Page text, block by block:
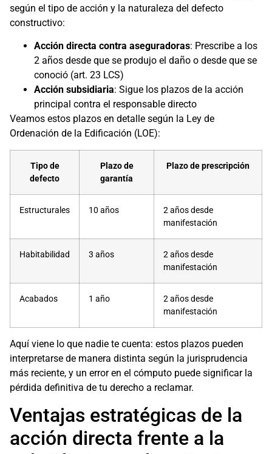
según el tipo de acción y la naturaleza del defecto
constructivo:
Acción directa contra aseguradoras: Prescribe a los
2 años desde que se produjo el daño o desde que se
conoció (art. 23 LCS)
Acción subsidiaria: Sigue los plazos de la acción
principal contra el responsable directo
Veamos estos plazos en detalle según la Ley de
Ordenación de la Edificación (LOE):
Tipo de
defecto
Plazo de
garantía
Plazo de prescripción
Estructurales 10 años
2 años desde
manifestación
Habitabilidad 3 años
2 años desde
manifestación
Acabados 1 año
2 años desde
manifestación
Aquí viene lo que nadie te cuenta: estos plazos pueden
interpretarse de manera distinta según la jurisprudencia
más reciente, y un error en el cómputo puede significar la
pérdida definitiva de tu derecho a reclamar.
Ventajas estratégicas de la
acción directa frente a la